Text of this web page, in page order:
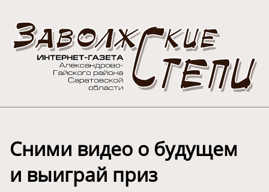
Сними видео о будущем
и выиграй приз